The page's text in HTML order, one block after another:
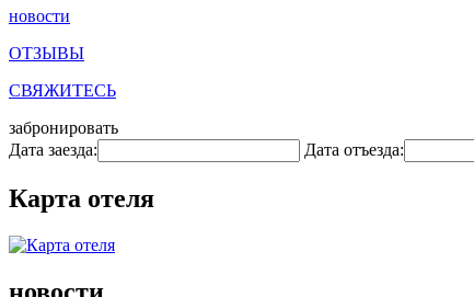
новости
ОТЗЫВЫ
СВЯЖИТЕСЬ
забронировать
Дата заезда:
Дата отъезда:
Карта отеля
новости